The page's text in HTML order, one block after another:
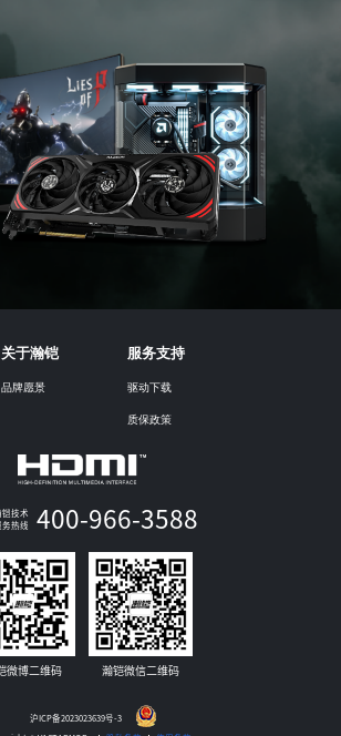
关于瀚铠
品牌愿景
服务支持
驱动下载
质保政策
铠技术
务热线
400-966-3588
微博二维码 瀚铠微信二维码
沪ICP备2023023639号-3